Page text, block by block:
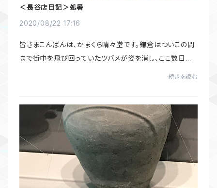
＜長谷店日記＞処暑
2020/08/22 17:16
皆さまこんばんは、かまくら晴々堂です。鎌倉はついこの間
まで街中を飛び回っていたツバメが姿を消し、ここ数日は
続きを読む